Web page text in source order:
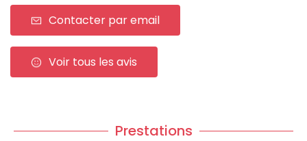
Contacter par email
Voir tous les avis
Prestations